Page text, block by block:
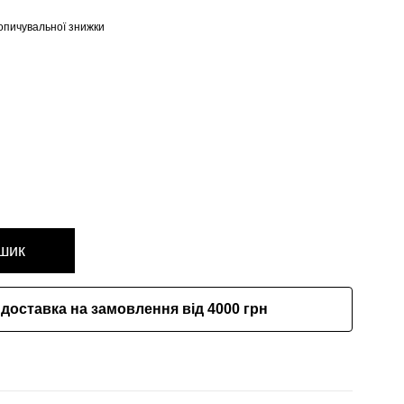
знижки
на замовлення від 4000 грн